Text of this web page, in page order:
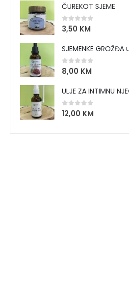
ČUREKOT SJEME
0 out of 5
3,50 KM
0 out of 5
8,00 KM
ULJE ZA INTIMNU
0out of 5
12,00 KM